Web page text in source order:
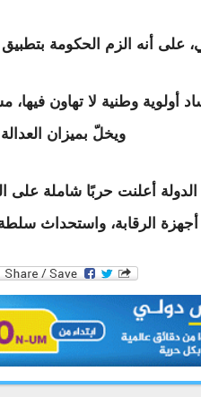
على أنه الزم الحكومة
أولوية وطنية لا تهاون
ويخلّ بميزان
الدولة أعلنت حربًا شاملة
الرقابة، واستحداث